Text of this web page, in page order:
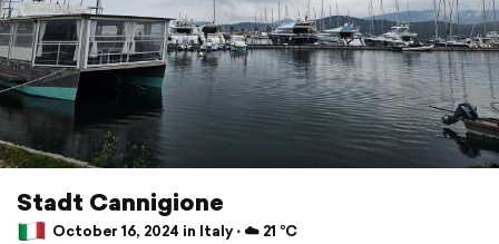
Stadt Cannigione
October 16, 2024 in Italy ⋅ ☁️ 21 °C